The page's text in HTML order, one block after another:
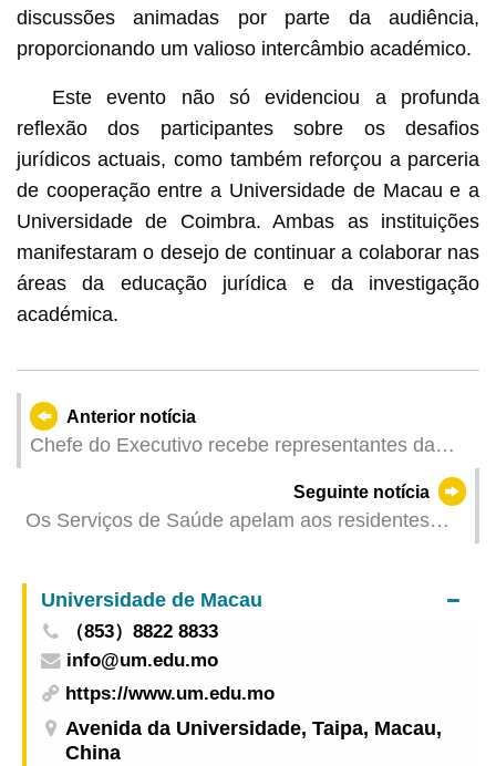
discussões animadas por parte da audiência,
proporcionando um valioso intercâmbio académico.
Este evento não só evidenciou a profunda
reflexão dos participantes sobre os desafios
jurídicos actuais, como também reforçou a parceria
de cooperação entre a Universidade de Macau e a
Universidade de Coimbra. Ambas as instituições
manifestaram o desejo de continuar a colaborar nas
áreas da educação jurídica e da investigação
académica.
Anterior notícia
Chefe do Executivo recebe representantes da
Associação das Empresas Chinesas de Macau
Seguinte notícia
Os Serviços de Saúde apelam aos residentes
Obstrutiva Crónica
Universidade de Macau
（853）8822 8833
info@um.edu.mo
https://www.um.edu.mo
Avenida da Universidade, Taipa, Macau,
China